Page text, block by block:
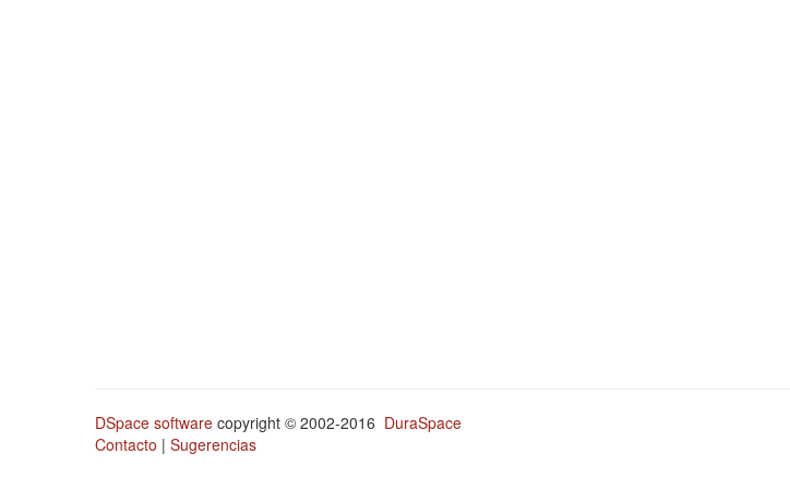
DSpace software copyright © 2002-2016 DuraSpace
Contacto | Sugerencias